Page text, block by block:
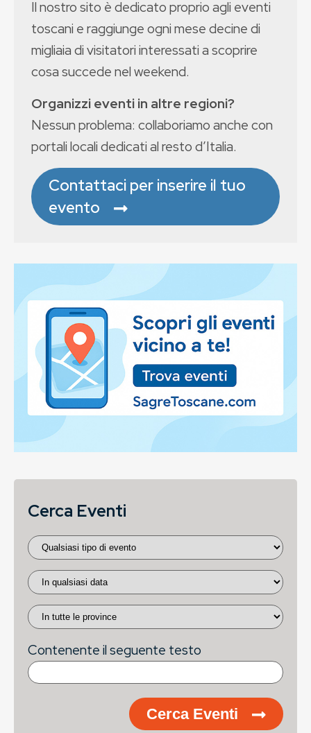
Il nostro sito è dedicato proprio agli eventi
toscani e raggiunge ogni mese decine di
migliaia di visitatori interessati a scoprire
cosa succede nel weekend.
Organizzi eventi in altre regioni?
Nessun problema: collaboriamo anche con
portali locali dedicati al resto d’Italia.
Contattaci per inserire il tuo
evento
Cerca Eventi
Contenente il seguente testo
Cerca Eventi